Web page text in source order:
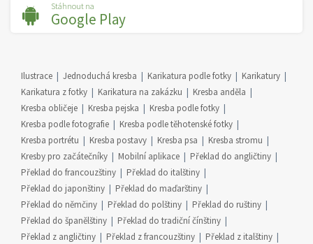
Stáhnout na
Google Play
Ilustrace Jednoduchá kresba Karikatura podle fotky
Karikatury
Karikatura z fotky
Karikatura na zakázku
Kresba anděla
Kresba obličeje
Kresba pejska
Kresba podle fotky
Kresba podle fotografie
Kresba podle těhotenské fotky
Kresba portrétu
Kresba postavy Kresba psa
Kresba stromu
Kresby pro začátečníky
Mobilní aplikace
Překlad do angličtiny
Překlad do francouzštiny
Překlad do italštiny
Překlad do japonštiny
Překlad do maďarštiny
Překlad do němčiny
Překlad do polštiny
Překlad do ruštiny
Překlad do španělštiny
Překlad do tradiční čínštiny
Překlad z angličtiny
Překlad z francouzštiny
Překlad z italštiny